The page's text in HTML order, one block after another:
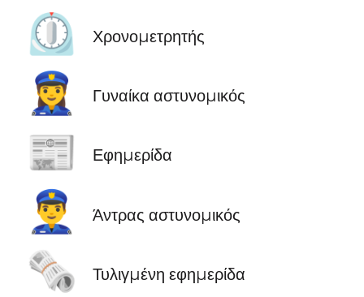
⏲️ Χρονομετρητής
👮‍♀️ Γυναίκα αστυνομικός
📰 Εφημερίδα
👮‍♂️ Άντρας αστυνομικός
🗞️ Τυλιγμένη εφημερίδα